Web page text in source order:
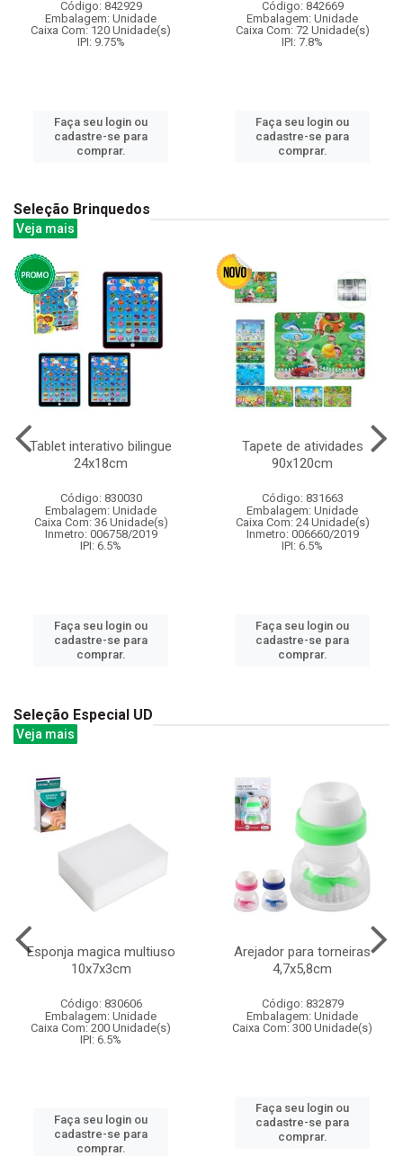
Código: 842929
Embalagem: Unidade
Caixa Com: 120 Unidade(s)
IPI: 9.75%
Faça seu login ou
cadastre-se para
comprar.
Código: 842669
Embalagem: Unidade
Caixa Com: 72 Unidade(s)
IPI: 7.8%
Faça seu login ou
cadastre-se para
comprar.
Seleção Brinquedos
Veja mais
Tablet interativo bilingue
24x18cm
Código: 830030
Embalagem: Unidade
Caixa Com: 36 Unidade(s)
Inmetro: 006758/2019
IPI: 6.5%
Faça seu login ou
cadastre-se para
comprar.
Tapete de atividades
90x120cm
Código: 831663
Embalagem: Unidade
Caixa Com: 24 Unidade(s)
Inmetro: 006660/2019
IPI: 6.5%
Faça seu login ou
cadastre-se para
comprar.
Seleção Especial UD
Veja mais
Esponja magica multiuso
10x7x3cm
Código: 830606
Embalagem: Unidade
Caixa Com: 200 Unidade(s)
IPI: 6.5%
Faça seu login ou
cadastre-se para
comprar.
Arejador para torneiras
4,7x5,8cm
Código: 832879
Embalagem: Unidade
Caixa Com: 300 Unidade(s)
Faça seu login ou
cadastre-se para
comprar.